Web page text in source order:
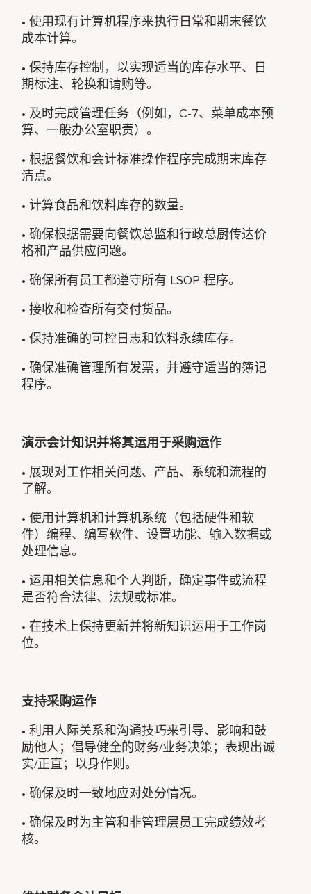
• 使用现有计算机程序来执行日常和期末餐饮
成本计算。
• 保持库存控制，以实现适当的库存水平、日
期标注、轮换和请购等。
• 及时完成管理任务（例如，C-7、菜单成本预
算、一般办公室职责）。
• 根据餐饮和会计标准操作程序完成期末库存
清点。
• 计算食品和饮料库存的数量。
• 确保根据需要向餐饮总监和行政总厨传达价
格和产品供应问题。
• 确保所有员工都遵守所有 LSOP 程序。
• 接收和检查所有交付货品。
• 保持准确的可控日志和饮料永续库存。
• 确保准确管理所有发票，并遵守适当的簿记
程序。
演示会计知识并将其运用于采购运作
• 展现对工作相关问题、产品、系统和流程的
了解。
• 使用计算机和计算机系统（包括硬件和软
件）编程、编写软件、设置功能、输入数据或
处理信息。
• 运用相关信息和个人判断，确定事件或流程
是否符合法律、法规或标准。
• 在技术上保持更新并将新知识运用于工作岗
位。
支持采购运作
• 利用人际关系和沟通技巧来引导、影响和鼓
励他人；倡导健全的财务/业务决策；表现出诚
实/正直；以身作则。
• 确保及时一致地应对处分情况。
• 确保及时为主管和非管理层员工完成绩效考
核。